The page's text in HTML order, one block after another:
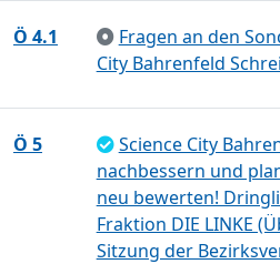
Ö 4.1
Fragen an den
City Bahrenfeld
Ö 5
Science City
nachbessern und
neu bewerten!
Fraktion DIE LINKE
Sitzung der